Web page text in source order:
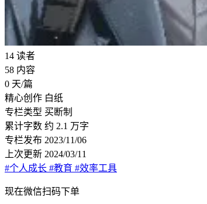
14 读者
58 内容
0 天/篇
精心创作 白纸
专栏类型 买断制
累计字数 约 2.1 万字
专栏发布 2023/11/06
上次更新 2024/03/11
#个人成长 #教育 #效率工具
现在微信扫码下单